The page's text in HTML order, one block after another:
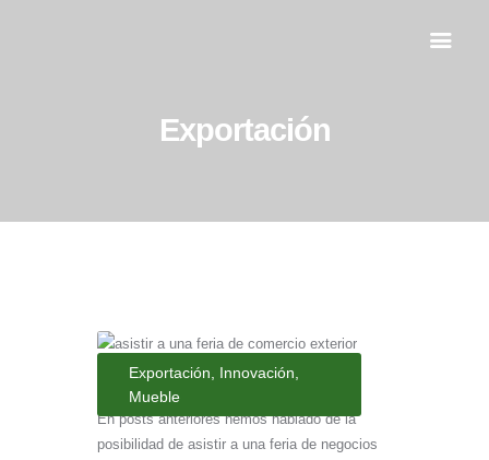
Exportación
Al día
Exportación, Innovación,
Mueble
En posts anteriores hemos hablado de la
posibilidad de asistir a una feria de negocios